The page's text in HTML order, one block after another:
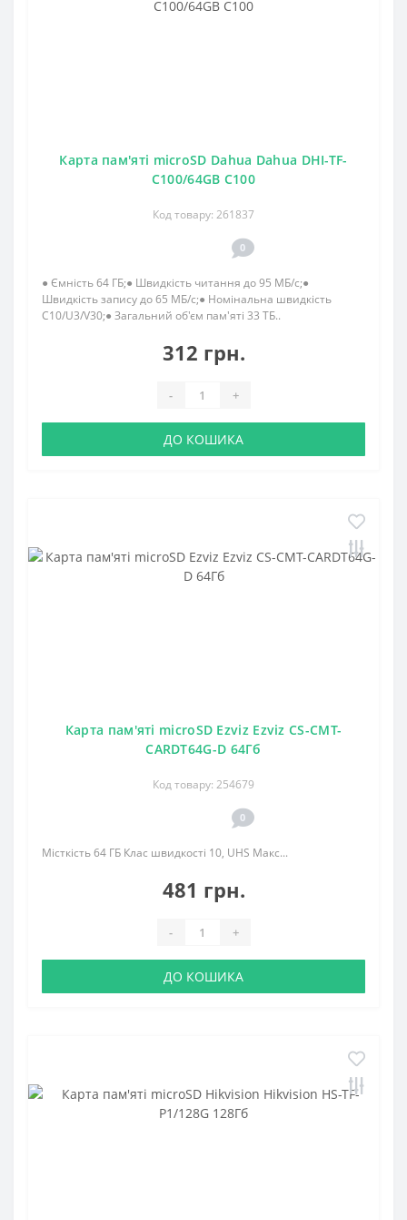
Карта пам'яті microSD Dahua Dahua DHI-TF-
C100/64GB C100
Код товару: 261837
0
● Ємність 64 ГБ;● Швидкість читання до 95 МБ/с;●
Швидкість запису до 65 МБ/с;● Номінальна швидкість
C10/U3/V30;● Загальний об'єм пам'яті 33 ТБ..
312 грн.
- +
ДО КОШИКА
Карта пам'яті microSD Ezviz Ezviz CS-CMT-
CARDT64G-D 64Гб
Код товару: 254679
0
Місткість 64 ГБ Клас швидкості 10, UHS Макс...
481 грн.
- +
ДО КОШИКА